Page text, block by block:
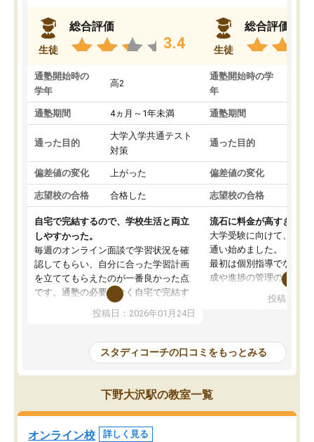
生徒
総合評価
3.4
通塾開始時の
学年
高2
通塾期間 4ヵ月～1年未満
通った目的
大学入学共通テスト
対策
偏差値の変化 上がった
志望校の合格 合格した
自宅で完結するので、学校生活と両立
しやすかった。
毎週のオンライン面談で学習状況を確
認してもらい、自分に合った学習計画
を立ててもらえたのが一番良かった点
です。通塾の必要がなく自宅で完結す
たです。コーチが現役大学生で相談し
安も気軽に話せました。勉強習慣が身
についたと感じています。また、チャ
ットで質問できるのも便利でした。一
人では迷いがちだった受験勉強を、最
だと思います。
投稿日：2026年01月24日
生徒
総合評価
通塾開始時の学
年
通塾期間
通った目的
偏差値の変化
志望校の合格
流石に料金が高すぎる
大学受験に向けて、高2
通い始めました。
最初は個別指導でなく、
成や進捗の管理のみのコ
じ個別指導コースに変更
性が良くなかったです。
モチベーションが上がら
にやめてしまいました。
追加で料金を払うことで
の方の予定が空いていな
投稿日：
スタディコーチの口コミをもっとみる
下野大沢駅の教室一覧
オンライン校 詳しく見る